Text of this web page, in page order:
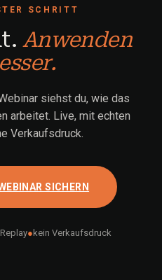
SCHRITT
Anwenden
siehst du, wie das
arbeitet. Live, mit echten
Verkaufsdruck.
SICHERN
● kein Verkaufsdruck